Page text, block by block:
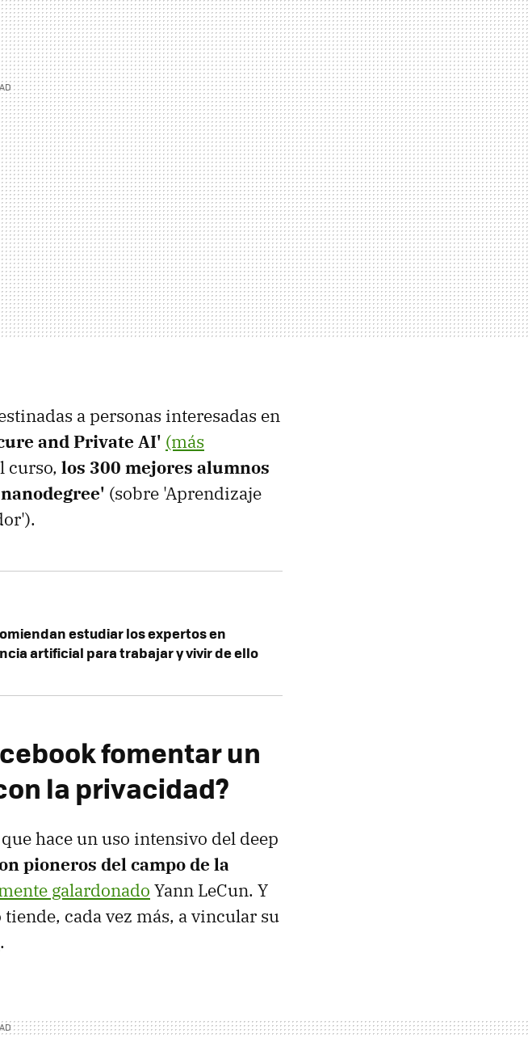
a personas interesadas en
and Private AI' (más
curso, los 300 mejores alumnos
(sobre 'Aprendizaje
estudiar los expertos en
artificial para trabajar y vivir de ello
fomentar un
la privacidad?
hace un uso intensivo del deep
pioneros del campo de la
galardonado Yann LeCun. Y
cada vez más, a vincular su
.